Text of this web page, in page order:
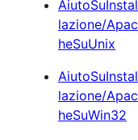
AiutoSuInstal
lazione/Apac
heSuUnix
AiutoSuInstal
lazione/Apac
heSuWin32